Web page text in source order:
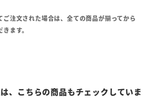
ご注文された場合は、全ての商品が揃ってから
ます。
、こちらの商品もチェックしていま